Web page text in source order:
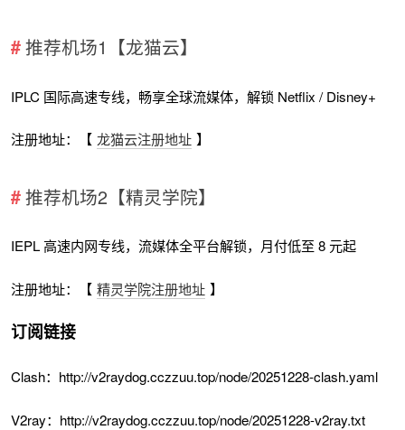
推荐机场1【龙猫云】
IPLC 国际高速专线，畅享全球流媒体，解锁 Netflix / Disney+
注册地址：【 龙猫云注册地址 】
推荐机场2【精灵学院】
IEPL 高速内网专线，流媒体全平台解锁，月付低至 8 元起
注册地址：【 精灵学院注册地址 】
订阅链接
Clash：http://v2raydog.cczzuu.top/node/20251228-clash.yaml
V2ray：http://v2raydog.cczzuu.top/node/20251228-v2ray.txt